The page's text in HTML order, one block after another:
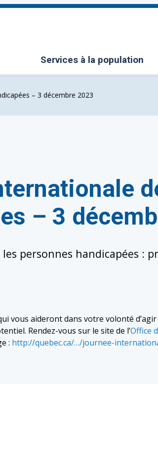
menuServices à la population
Ouvrir/Fermer le sous-menu
– 3 décembre 2023
– 3
personnes handicapées :
vous aideront dans votre volonté
Rendez-vous sur le site de l’Office
: http://quebec.ca/…/journee-